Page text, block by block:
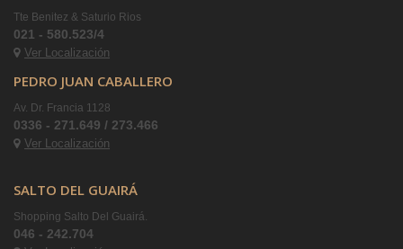
Tte Benitez & Saturio Rios
021 - 580.523/4
Ver Localización
PEDRO JUAN CABALLERO
Av. Dr. Francia 1128
0336 - 271.649 / 273.466
Ver Localización
SALTO DEL GUAIRÁ
Shopping Salto Del Guairá.
046 - 242.704